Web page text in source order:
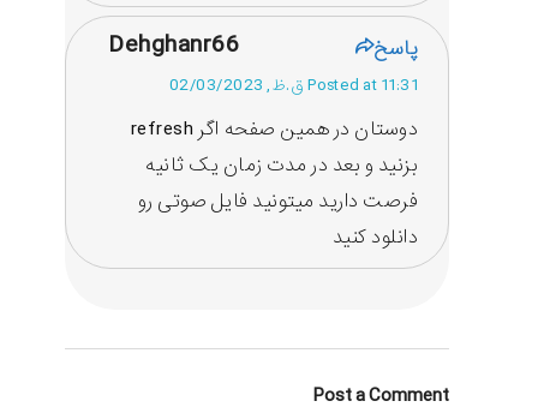
Dehghanr66 پاسخ
Posted at 11:31 ق.ظ, 02/03/2023
دوستان در همین صفحه اگر refresh
بزنید و بعد در مدت زمان یک ثانیه
فرصت دارید میتونید فایل صوتی رو
دانلود کنید
Post a Comment